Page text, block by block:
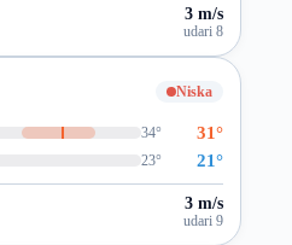
3 m/s
udari 8
Niska
34° 31°
23° 21°
3 m/s
udari 9